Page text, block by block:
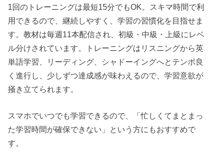
1回のトレーニングは最短15分でもOK。スキマ時間で利
用できるので、継続しやすく、学習の習慣化を目指せま
す。教材は毎週11本配信され、初級・中級・上級にレベ
ル分けされています。トレーニングはリスニングから英
単語学習、リーディング、シャドーイングへとテンポ良
く進行し、少しずつ達成感が味わえるので、学習意欲が
掻き立てられます。
スマホでいつでも学習できるので、「忙しくてまとまっ
た学習時間が確保できない」という方にもおすすめで
す。